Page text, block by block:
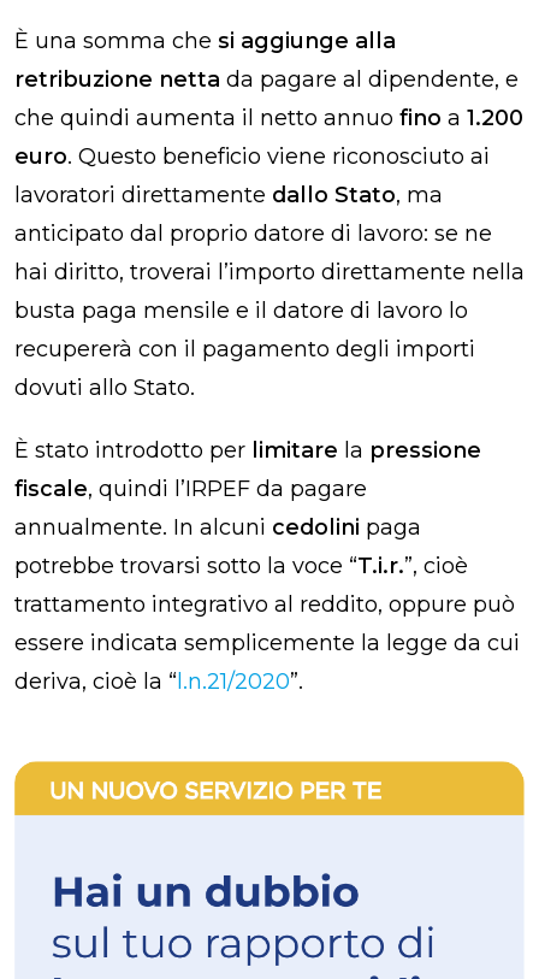
È una somma che si aggiunge alla
retribuzione netta da pagare al dipendente, e
che quindi aumenta il netto annuo fino a 1.200
euro. Questo beneficio viene riconosciuto ai
lavoratori direttamente dallo Stato, ma
anticipato dal proprio datore di lavoro: se ne
hai diritto, troverai l’importo direttamente nella
busta paga mensile e il datore di lavoro lo
recupererà con il pagamento degli importi
dovuti allo Stato.
È stato introdotto per limitare la pressione
fiscale, quindi l’IRPEF da pagare
annualmente. In alcuni cedolini paga
potrebbe trovarsi sotto la voce “T.i.r.”, cioè
trattamento integrativo al reddito, oppure può
essere indicata semplicemente la legge da cui
deriva, cioè la “l.n.21/2020”.